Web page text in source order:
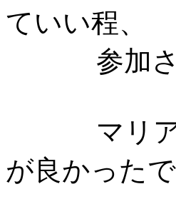
ていい程、
参加され
マリアは
が良かったで